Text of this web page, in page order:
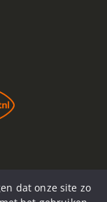
dat onze site zo